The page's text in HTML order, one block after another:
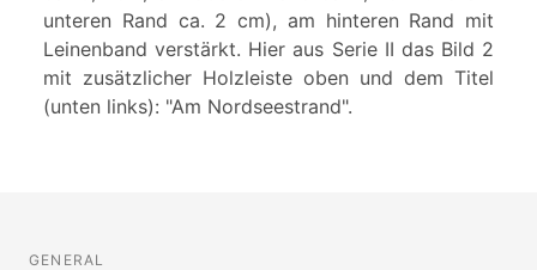
unteren Rand ca. 2 cm), am hinteren Rand mit
Leinenband verstärkt. Hier aus Serie II das Bild 2
mit zusätzlicher Holzleiste oben und dem Titel
(unten links): "Am Nordseestrand".
GENERAL